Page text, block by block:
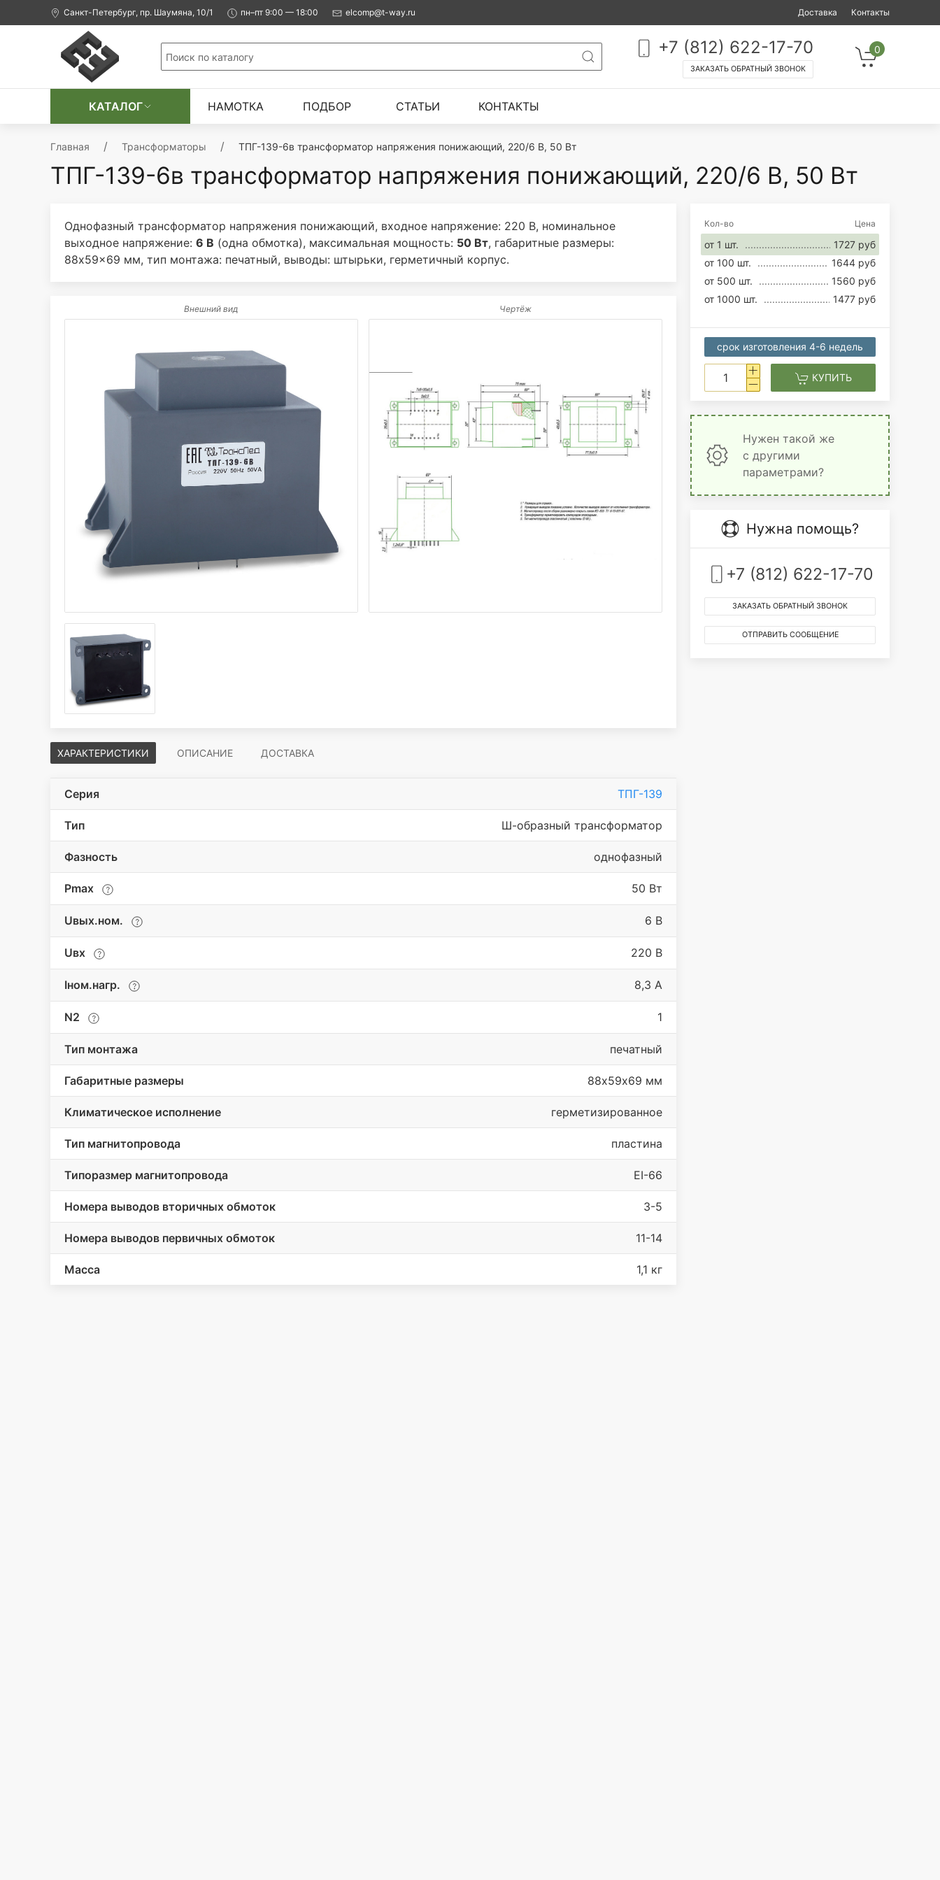
Санкт-Петербург, пр. Шаумяна, 10/1 пн–пт 9:00 — 18:00 elcomp@t-way.ru Доставка Контакты
+7 (812) 622-17-70
ЗАКАЗАТЬ ОБРАТНЫЙ ЗВОНОК
0
КАТАЛОГ НАМОТКА ПОДБОР СТАТЬИ КОНТАКТЫ
Главная Трансформаторы ТПГ-139-6в трансформатор напряжения понижающий, 220/6 В, 50 Вт
ТПГ-139-6в трансформатор напряжения понижающий, 220/6 В, 50 Вт
Однофазный трансформатор напряжения понижающий, входное напряжение: 220 В, номинальное
выходное напряжение: 6 В (одна обмотка), максимальная мощность: 50 Вт, габаритные размеры:
88x59x69 мм, тип монтажа: печатный, выводы: штырьки, герметичный корпус.
Внешний вид Чертёж
ХАРАКТЕРИСТИКИ ОПИСАНИЕ ДОСТАВКА
Серия ТПГ-139
Тип Ш-образный трансформатор
Фазность однофазный
Pmax 50 Вт
Uвых.ном. 6 В
Uвх 220 В
Iном.нагр. 8,3 А
N2 1
Тип монтажа печатный
Габаритные размеры 88х59х69 мм
Климатическое исполнение герметизированное
Тип магнитопровода пластина
Типоразмер магнитопровода EI-66
Номера выводов вторичных обмоток 3-5
Номера выводов первичных обмоток 11-14
Масса 1,1 кг
Кол-во Цена
от 1 шт.
1727 руб
от 100 шт.
1644 руб
от 500 шт.
1560 руб
от 1000 шт.
1477 руб
срок изготовления 4-6 недель
КУПИТЬ
Нужен такой же
с другими
параметрами?
Нужна помощь?
+7 (812) 622-17-70
ЗАКАЗАТЬ ОБРАТНЫЙ ЗВОНОК
ОТПРАВИТЬ СООБЩЕНИЕ